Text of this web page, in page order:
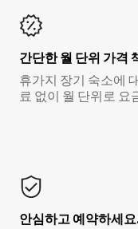
간단한 월 단위 가격
휴가지 장기 숙소에
료 없이 월 단위로 요
안심하고 예약하세